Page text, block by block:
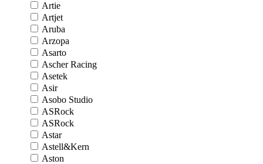
Artie
Artjet
Aruba
Arzopa
Asarto
Ascher Racing
Asetek
Asir
Asobo Studio
ASRock
ASRock
Astar
Astell&Kern
Aston